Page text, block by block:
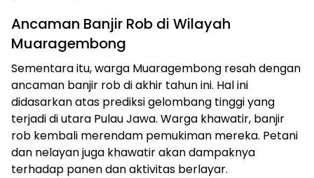
Ancaman Banjir Rob di Wilayah
Muaragembong
Sementara itu, warga Muaragembong resah dengan
ancaman banjir rob di akhir tahun ini. Hal ini
didasarkan atas prediksi gelombang tinggi yang
terjadi di utara Pulau Jawa. Warga khawatir, banjir
rob kembali merendam pemukiman mereka. Petani
dan nelayan juga khawatir akan dampaknya
terhadap panen dan aktivitas berlayar.